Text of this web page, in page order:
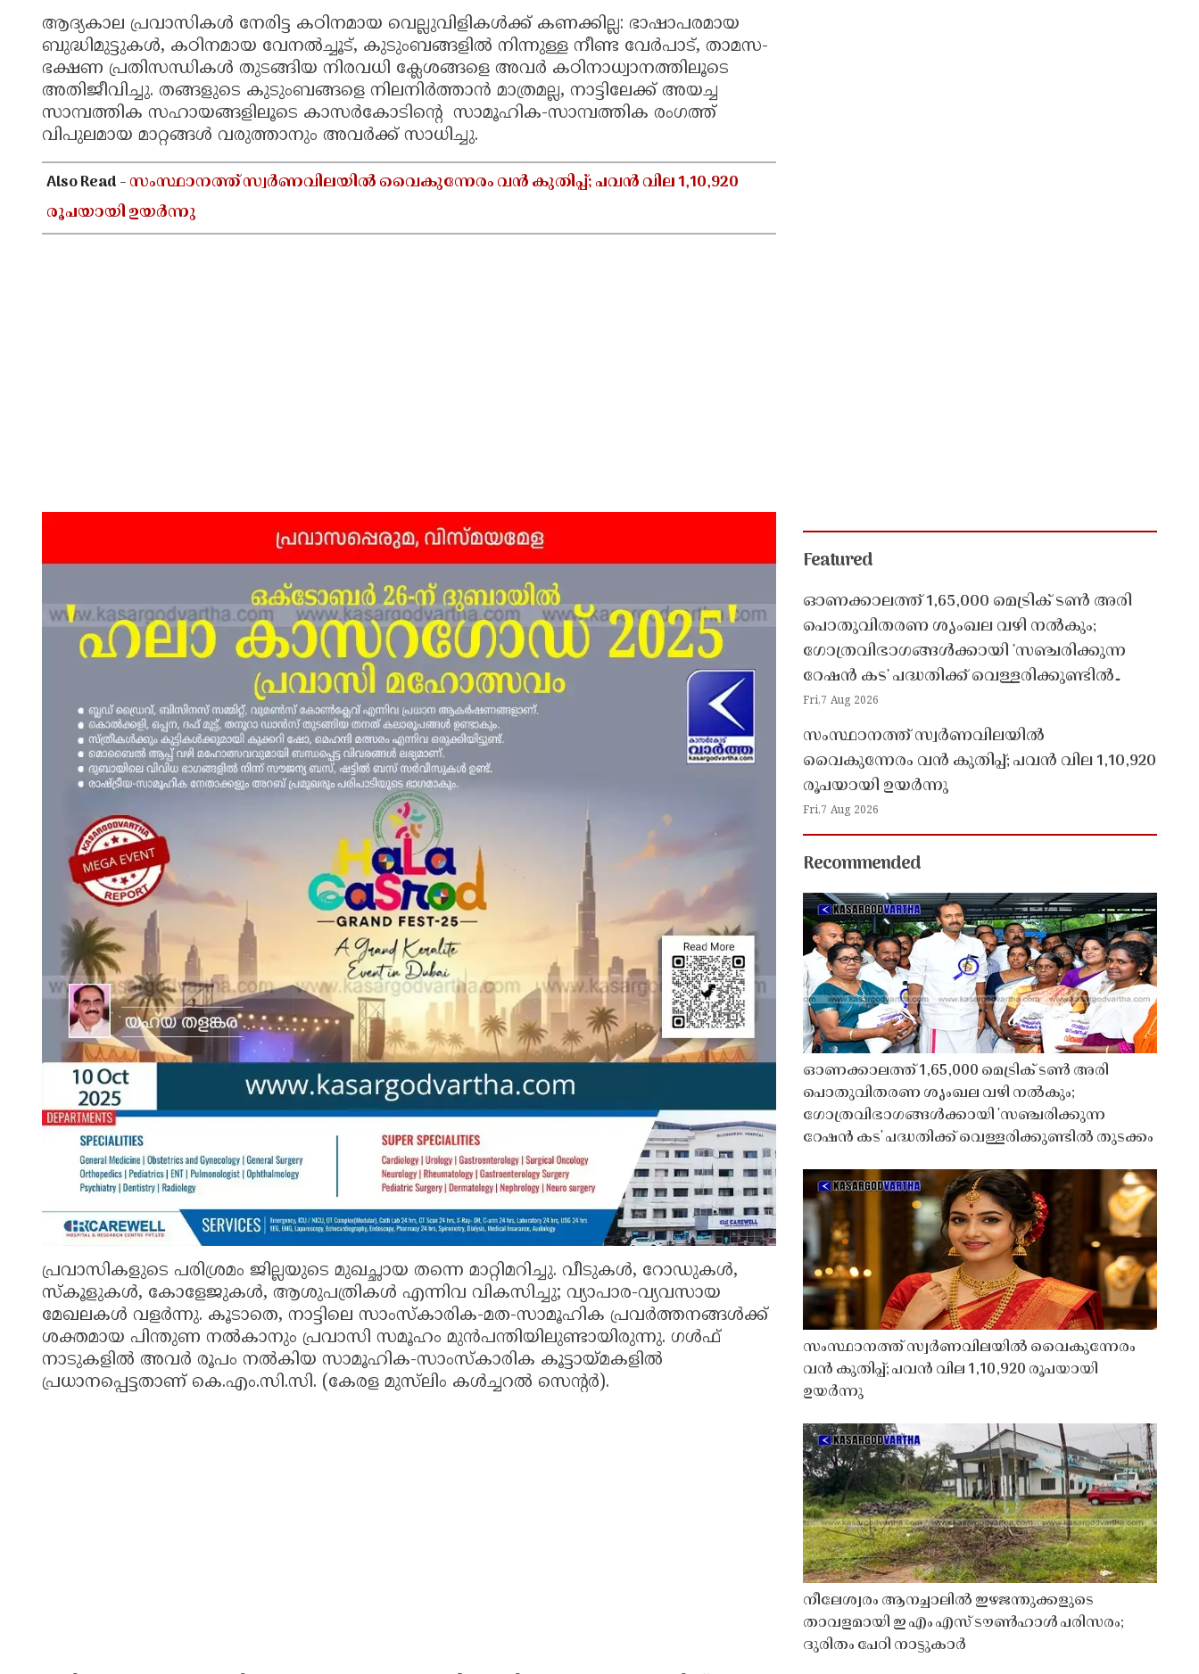
ആദ്യകാല പ്രവാസികൾ നേരിട്ട കഠിനമായ വെല്ലുവിളികൾക്ക് കണക്കില്ല: ഭാഷാപരമായ
ബുദ്ധിമുട്ടുകൾ, കഠിനമായ വേനൽച്ചൂട്, കുടുംബങ്ങളിൽ നിന്നുള്ള നീണ്ട വേർപാട്, താമസ-
ഭക്ഷണ പ്രതിസന്ധികൾ തുടങ്ങിയ നിരവധി ക്ലേശങ്ങളെ അവർ കഠിനാധ്വാനത്തിലൂടെ
അതിജീവിച്ചു. തങ്ങളുടെ കുടുംബങ്ങളെ നിലനിർത്താൻ മാത്രമല്ല, നാട്ടിലേക്ക് അയച്ച
സാമ്പത്തിക സഹായങ്ങളിലൂടെ കാസർകോടിന്റെ സാമൂഹിക-സാമ്പത്തിക രംഗത്ത്
വിപുലമായ മാറ്റങ്ങൾ വരുത്താനും അവർക്ക് സാധിച്ചു.
Also Read -സംസ്ഥാനത്ത് സ്വർണവിലയിൽ വൈകുന്നേരം വൻ കുതിപ്പ്; പവൻ വില 1,10,920
രൂപയായി ഉയർന്നു
പ്രവാസികളുടെ പരിശ്രമം ജില്ലയുടെ മുഖച്ഛായ തന്നെ മാറ്റിമറിച്ചു. വീടുകൾ, റോഡുകൾ,
സ്കൂളുകൾ, കോളേജുകൾ, ആശുപത്രികൾ എന്നിവ വികസിച്ചു; വ്യാപാര-വ്യവസായ
മേഖലകൾ വളർന്നു. കൂടാതെ, നാട്ടിലെ സാംസ്കാരിക-മത-സാമൂഹിക പ്രവർത്തനങ്ങൾക്ക്
ശക്തമായ പിന്തുണ നൽകാനും പ്രവാസി സമൂഹം മുൻപന്തിയിലുണ്ടായിരുന്നു. ഗൾഫ്
നാടുകളിൽ അവർ രൂപം നൽകിയ സാമൂഹിക-സാംസ്കാരിക കൂട്ടായ്മകളിൽ
പ്രധാനപ്പെട്ടതാണ് കെ.എം.സി.സി. (കേരള മുസ്‌ലിം കൾച്ചറൽ സെന്റർ).
Featured
ഓണക്കാലത്ത് 1,65,000 മെട്രിക് ടൺ അരി
പൊതുവിതരണ ശൃംഖല വഴി നൽകും;
ഗോത്രവിഭാഗങ്ങൾക്കായി 'സഞ്ചരിക്കുന്ന
റേഷൻ കട' പദ്ധതിക്ക് വെള്ളരിക്കുണ്ടിൽ
തുടക്കം
Fri,7 Aug 2026
സംസ്ഥാനത്ത് സ്വർണവിലയിൽ
വൈകുന്നേരം വൻ കുതിപ്പ്; പവൻ വില 1,10,920
രൂപയായി ഉയർന്നു
Fri,7 Aug 2026
Recommended
ഓണക്കാലത്ത് 1,65,000 മെട്രിക് ടൺ അരി
പൊതുവിതരണ ശൃംഖല വഴി നൽകും;
ഗോത്രവിഭാഗങ്ങൾക്കായി 'സഞ്ചരിക്കുന്ന
റേഷൻ കട' പദ്ധതിക്ക് വെള്ളരിക്കുണ്ടിൽ തുടക്കം
സംസ്ഥാനത്ത് സ്വർണവിലയിൽ വൈകുന്നേരം
വൻ കുതിപ്പ്; പവൻ വില 1,10,920 രൂപയായി
ഉയർന്നു
നീലേശ്വരം ആനച്ചാലിൽ ഇഴജന്തുക്കളുടെ
താവളമായി ഇ എം എസ് ടൗൺഹാൾ പരിസരം;
ദുരിതം പേറി നാട്ടുകാർ